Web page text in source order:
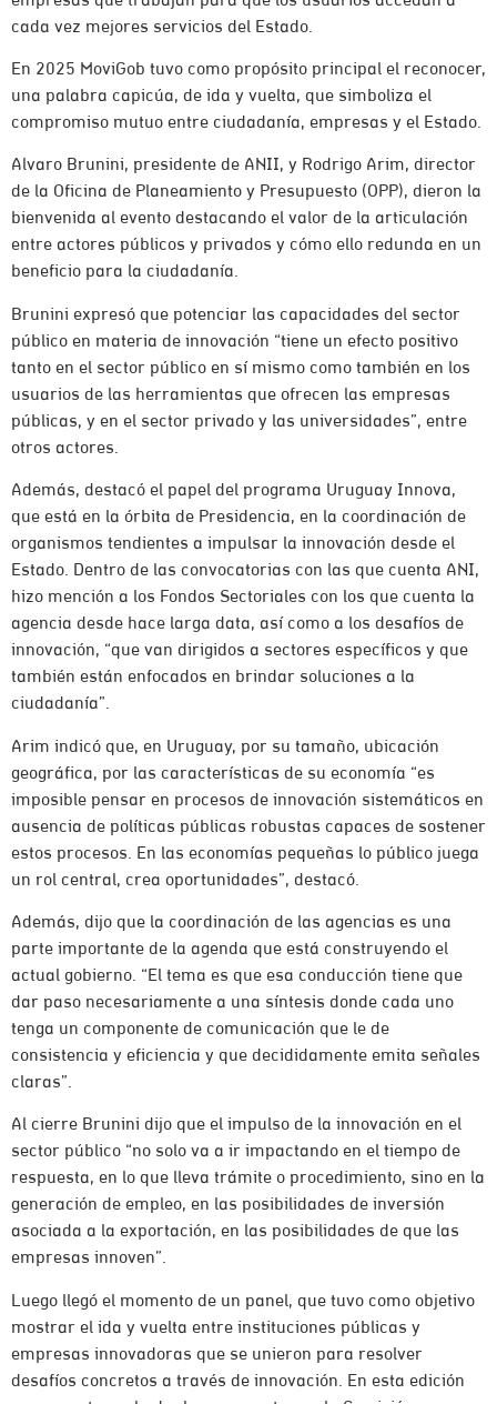
cada vez mejores servicios del Estado.
En 2025 MoviGob tuvo como propósito principal el reconocer,
una palabra capicúa, de ida y vuelta, que simboliza el
compromiso mutuo entre ciudadanía, empresas y el Estado.
Alvaro Brunini, presidente de ANII, y Rodrigo Arim, director
de la Oficina de Planeamiento y Presupuesto (OPP), dieron la
bienvenida al evento destacando el valor de la articulación
entre actores públicos y privados y cómo ello redunda en un
beneficio para la ciudadanía.
Brunini expresó que potenciar las capacidades del sector
público en materia de innovación “tiene un efecto positivo
tanto en el sector público en sí mismo como también en los
usuarios de las herramientas que ofrecen las empresas
públicas, y en el sector privado y las universidades”, entre
otros actores.
Además, destacó el papel del programa Uruguay Innova,
que está en la órbita de Presidencia, en la coordinación de
organismos tendientes a impulsar la innovación desde el
Estado. Dentro de las convocatorias con las que cuenta ANI,
hizo mención a los Fondos Sectoriales con los que cuenta la
agencia desde hace larga data, así como a los desafíos de
innovación, “que van dirigidos a sectores específicos y que
también están enfocados en brindar soluciones a la
ciudadanía”.
Arim indicó que, en Uruguay, por su tamaño, ubicación
geográfica, por las características de su economía “es
imposible pensar en procesos de innovación sistemáticos en
ausencia de políticas públicas robustas capaces de sostener
estos procesos. En las economías pequeñas lo público juega
un rol central, crea oportunidades”, destacó.
Además, dijo que la coordinación de las agencias es una
parte importante de la agenda que está construyendo el
actual gobierno. “El tema es que esa conducción tiene que
dar paso necesariamente a una síntesis donde cada uno
tenga un componente de comunicación que le de
consistencia y eficiencia y que decididamente emita señales
claras”.
Al cierre Brunini dijo que el impulso de la innovación en el
sector público “no solo va a ir impactando en el tiempo de
respuesta, en lo que lleva trámite o procedimiento, sino en la
generación de empleo, en las posibilidades de inversión
asociada a la exportación, en las posibilidades de que las
empresas innoven”.
Luego llegó el momento de un panel, que tuvo como objetivo
mostrar el ida y vuelta entre instituciones públicas y
empresas innovadoras que se unieron para resolver
desafíos concretos a través de innovación. En esta edición